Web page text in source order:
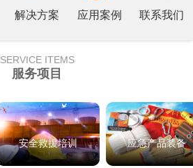
解决方案 应用案例 联系我们
SERVICE ITEMS
服务项目
安全救援培训 应急产品装备